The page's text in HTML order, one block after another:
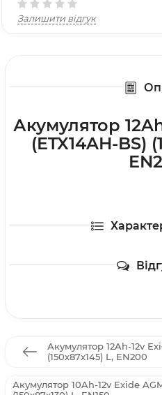
Залишити відгук
Акумулятор
(ETX14AH-BS)
Акумулятор 12Ah-12v
(150х87х145) L, EN200
Акумулятор 10Ah-12v Exide